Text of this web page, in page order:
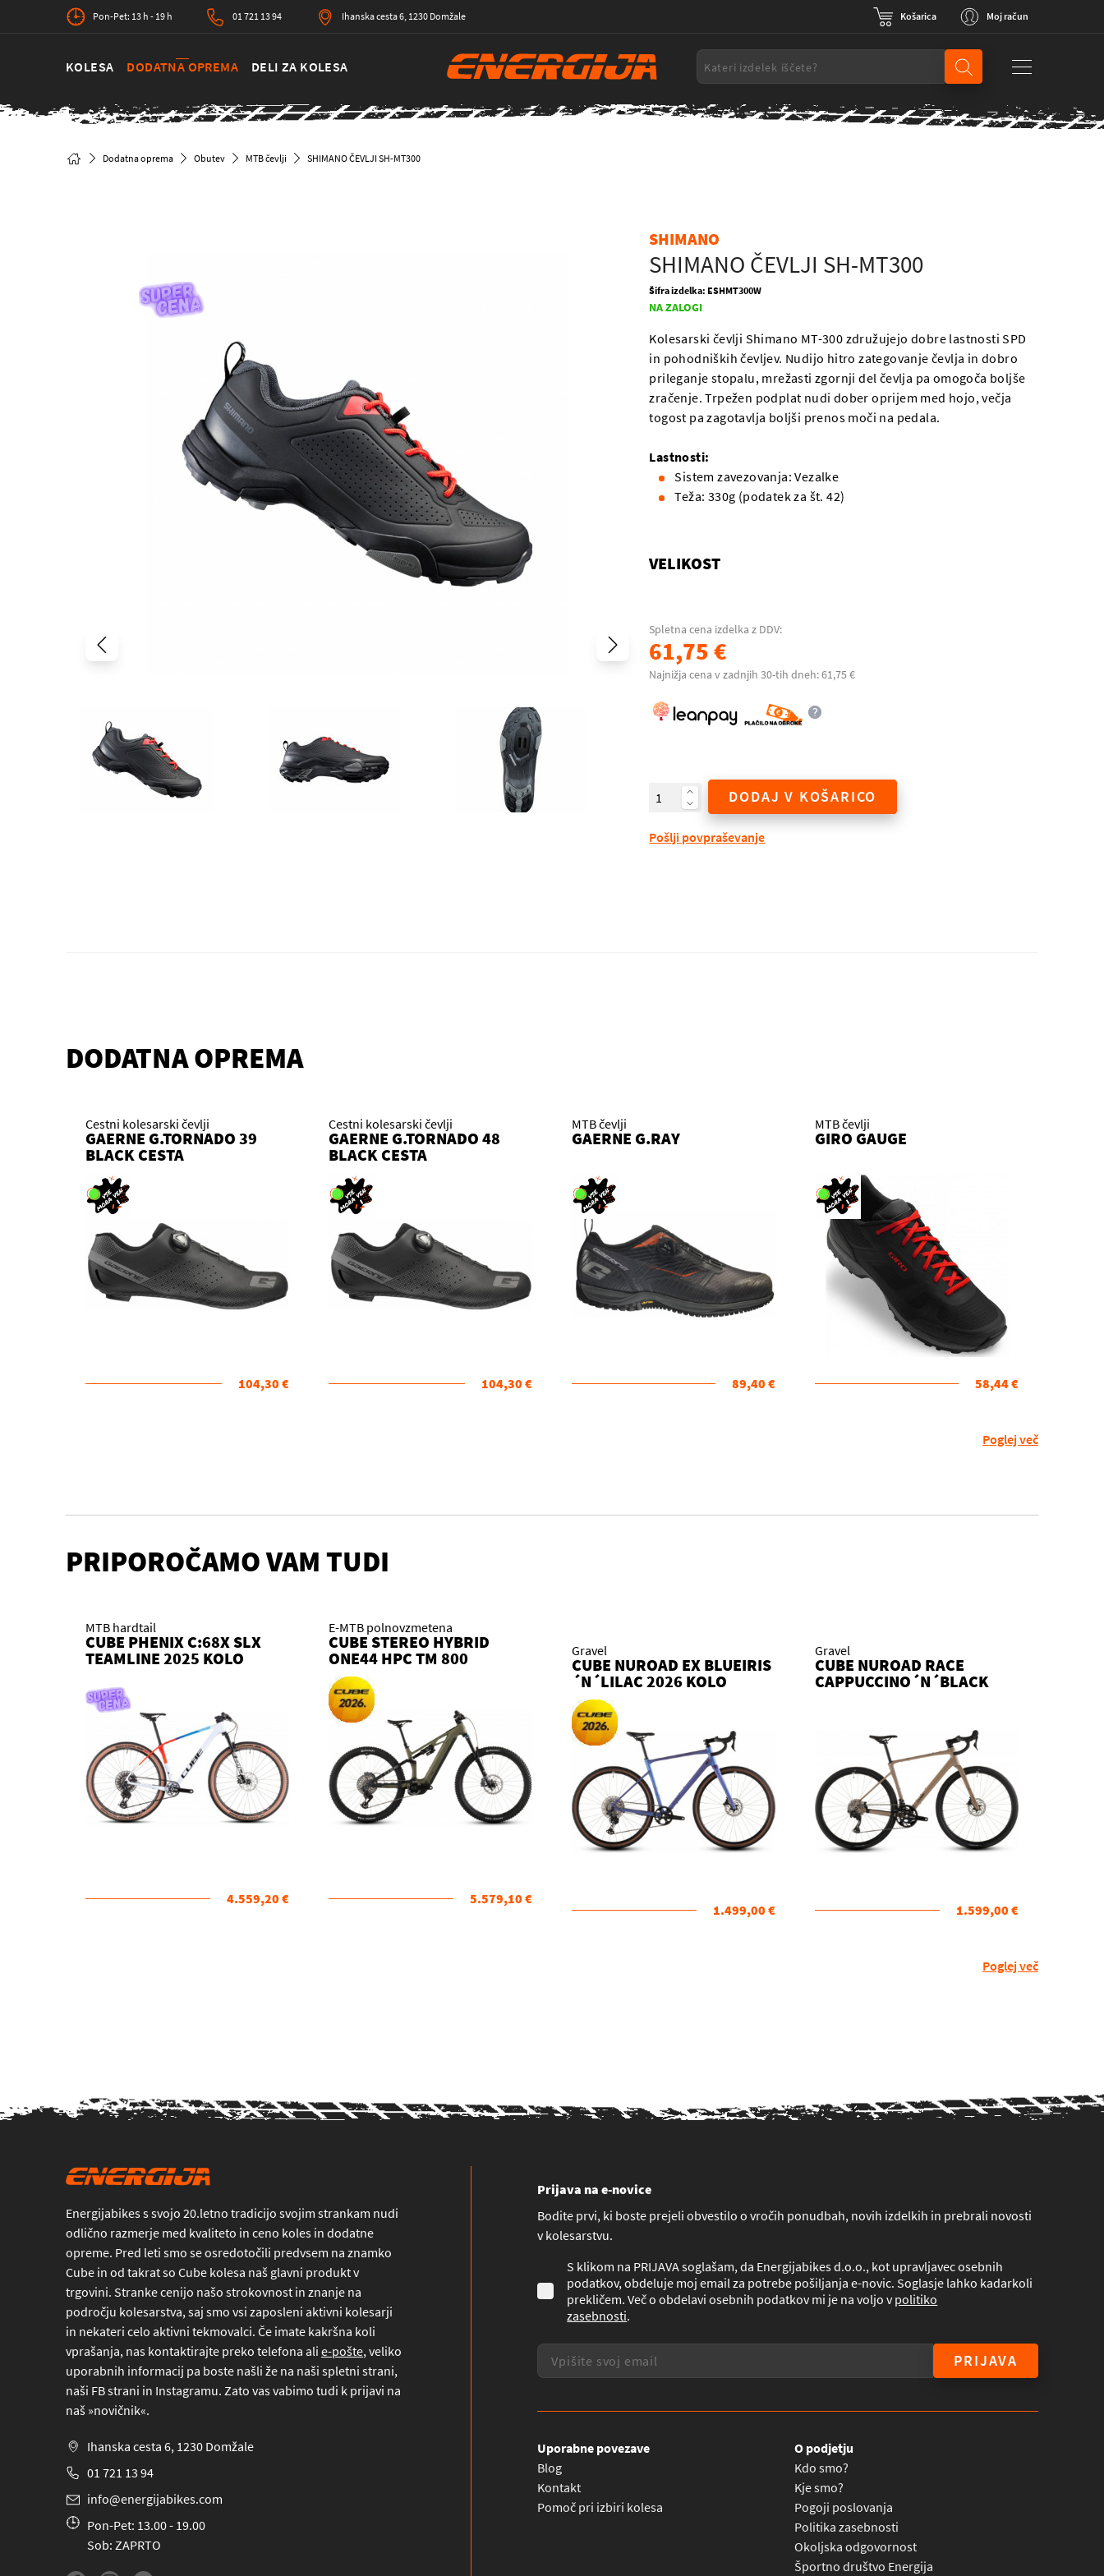
Pon-Pet: 13 h - 19 h 01 721 13 94 Ihanska cesta 6, 1230 Domžale Košarica Moj račun
KOLESA DODATNA OPREMA DELI ZA KOLESA
Dodatna oprema Obutev MTB čevlji SHIMANO ČEVLJI SH-MT300
SHIMANO
SHIMANO ČEVLJI SH-MT300
Šifra izdelka: ESHMT300W
NA ZALOGI
Kolesarski čevlji Shimano MT-300 združujejo dobre lastnosti SPD
in pohodniških čevljev. Nudijo hitro zategovanje čevlja in dobro
prileganje stopalu, mrežasti zgornji del čevlja pa omogoča boljše
zračenje. Trpežen podplat nudi dober oprijem med hojo, večja
togost pa zagotavlja boljši prenos moči na pedala.
Lastnosti:
Sistem zavezovanja: Vezalke
Teža: 330g (podatek za št. 42)
VELIKOST
Spletna cena izdelka z DDV:
61,75 €
Najnižja cena v zadnjih 30-tih dneh: 61,75 €
DODAJ V KOŠARICO
Pošlji povpraševanje
DODATNA OPREMA
Cestni kolesarski čevlji
GAERNE G.TORNADO 39
BLACK CESTA
104,30 €
Cestni kolesarski čevlji
GAERNE G.TORNADO 48
BLACK CESTA
104,30 €
MTB čevlji
GAERNE G.RAY
89,40 €
MTB čevlji
GIRO GAUGE
58,44 €
Poglej več
PRIPOROČAMO VAM TUDI
MTB hardtail
CUBE PHENIX C:68X SLX
TEAMLINE 2025 KOLO
4.559,20 €
E-MTB polnovzmetena
CUBE STEREO HYBRID
ONE44 HPC TM 800
REEDGREEN´N´MATRIX
2026 KOLO
5.579,10 €
Gravel
CUBE NUROAD EX BLUEIRIS
´N´LILAC 2026 KOLO
1.499,00 €
Gravel
CUBE NUROAD RACE
CAPPUCCINO´N´BLACK
1.599,00 €
Poglej več
Energijabikes s svojo 20.letno tradicijo svojim strankam nudi
odlično razmerje med kvaliteto in ceno koles in dodatne
opreme. Pred leti smo se osredotočili predvsem na znamko
Cube in od takrat so Cube kolesa naš glavni produkt v
trgovini. Stranke cenijo našo strokovnost in znanje na
področju kolesarstva, saj smo vsi zaposleni aktivni kolesarji
in nekateri celo aktivni tekmovalci. Če imate kakršna koli
vprašanja, nas kontaktirajte preko telefona ali e-pošte, veliko
uporabnih informacij pa boste našli že na naši spletni strani,
naši FB strani in Instagramu. Zato vas vabimo tudi k prijavi na
naš »novičnik«.
Ihanska cesta 6, 1230 Domžale
01 721 13 94
info@energijabikes.com
Pon-Pet: 13.00 - 19.00
Sob: ZAPRTO
Prijava na e-novice
Bodite prvi, ki boste prejeli obvestilo o vročih ponudbah, novih izdelkih in prebrali novosti
v kolesarstvu.
S klikom na PRIJAVA soglašam, da Energijabikes d.o.o., kot upravljavec osebnih
podatkov, obdeluje moj email za potrebe pošiljanja e-novic. Soglasje lahko kadarkoli
prekličem. Več o obdelavi osebnih podatkov mi je na voljo vpolitiko
zasebnosti.
PRIJAVA
Uporabne povezave
Blog
Kontakt
Pomoč pri izbiri kolesa
O podjetju
Kdo smo?
Kje smo?
Pogoji poslovanja
Politika zasebnosti
Okoljska odgovornost
Športno društvo Energija